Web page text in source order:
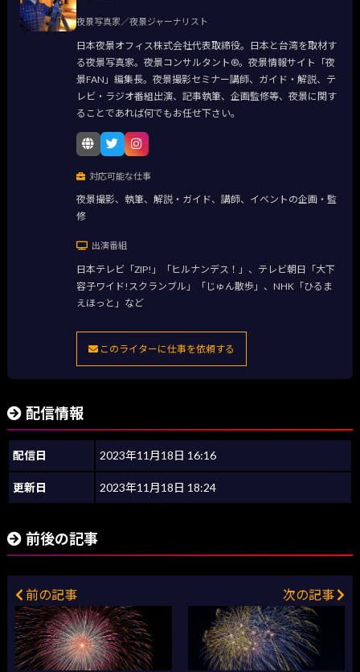
夜景写真家／夜景ジャーナリスト
日本夜景オフィス株式会社代表取締役。日本と台湾を取材す
る夜景写真家。夜景コンサルタント®。夜景情報サイト「夜
景FAN」編集長。夜景撮影セミナー講師、ガイド・解説、テ
レビ・ラジオ番組出演、記事執筆、企画監修等、夜景に関す
ることであれば何でもお任せ下さい。
対応可能な仕事
夜景撮影、執筆、解説・ガイド、講師、イベントの企画・監
修
出演番組
日本テレビ「ZIP!」「ヒルナンデス！」、テレビ朝日「大下
容子ワイド!スクランブル」「じゅん散歩」、NHK「ひるま
えほっと」など
このライターに仕事を依頼する
配信情報
配信日 2023年11月18日 16:16
更新日 2023年11月18日 18:24
前後の記事
前の記事 次の記事